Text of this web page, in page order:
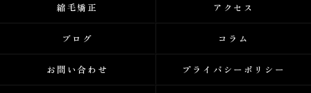
縮毛矯正 アクセス
ブログ コラム
お問い合わせ プライバシーポリシー